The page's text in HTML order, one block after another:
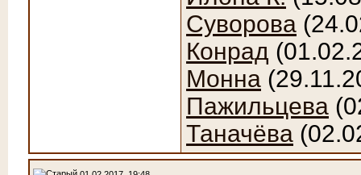
Суворова
Конрад
Монна
Пажильцева
Таначёва